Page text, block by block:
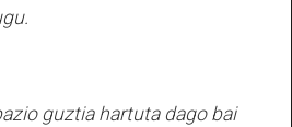
guztia hartuta dago bai